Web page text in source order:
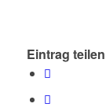
Eintrag teilen